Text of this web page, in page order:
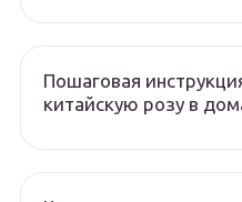
Пошаговая
китайскую розу в